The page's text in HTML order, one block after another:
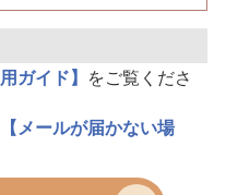
ガイド】
をご覧くださ
【メールが届かない場